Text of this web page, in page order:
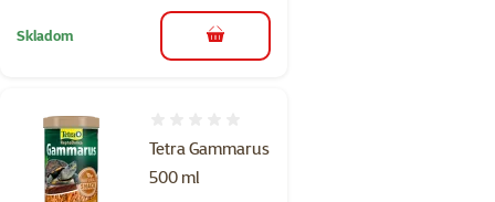
Skladom do košíka
Tetra Gammarus
500 ml